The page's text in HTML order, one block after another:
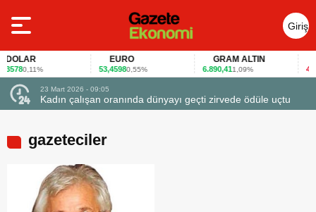
Giriş
Yap
0,11%
EURO
53,45980,55%
GRAM ALTIN
6.890,411,09% 40,65
23 Mart 2026 - 09:05
Kadın çalışan oranında dünyayı geçti zirvede ödüle uçtu
gazeteciler